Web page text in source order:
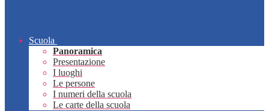
Scuola
Panoramica
Presentazione
I luoghi
Le persone
I numeri della scuola
Le carte della scuola